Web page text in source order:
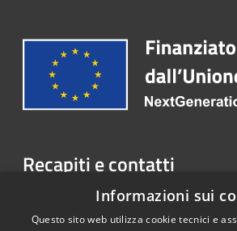
Recapiti e contatti
Corso Vittorio Emanuele II, 41
Telefono:
080 3716102
Informazioni sui
Questo sito web utilizza cookie tecnici e